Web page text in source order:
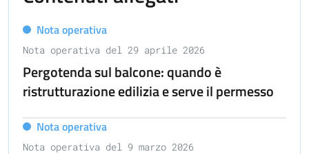
Nota operativa
Nota operativa del 29 aprile 2026
Pergotenda sul balcone: quando è
ristrutturazione edilizia e serve il permesso
Nota operativa
Nota operativa del 9 marzo 2026